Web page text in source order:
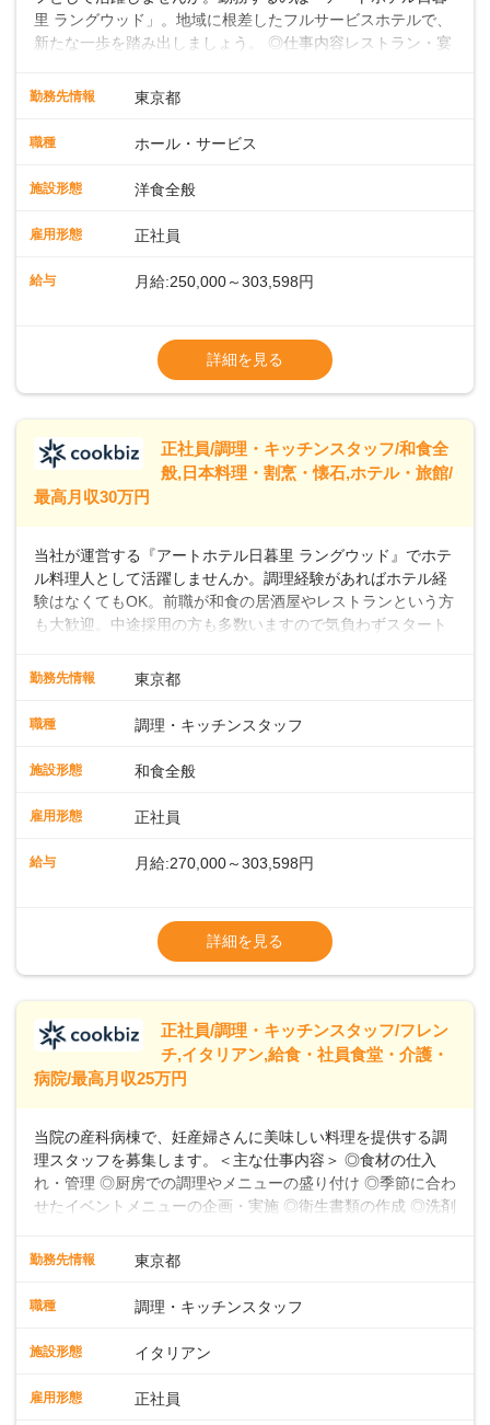
里 ラングウッド」。地域に根差したフルサービスホテルで、
新たな一歩を踏み出しましょう。 ◎仕事内容レストラン・宴
や、メニュー説明、オーダーや料理のご提供ほか、予約対応
体を把握し、あなたの真心こもるおもてなしでゲストを笑顔
経験のある方はもちろん、ホテル経験がない方も歓迎。飲食
中です。◇◇クラシカルモダンなホテル◇◇新宿・東京駅ま
どのご利用が多数。18タイプのバンケットルームほか、朝食
烹みなと」などがあります。 ◆POINT◇◇ワークライフバラ
ンスがとりやすい♪育休産休、介護休暇などの制度も整ってお
スデー休暇や永年勤続休暇などの制度もあります。
勤務先情報 東京都
職種 ホール・サービス
施設形態 洋食全般
雇用形態 正社員
給与 月給:250,000～303,598円
◎賞与／年2回（年2か月分支給）
※現在の給与・経験・スキルを考慮します
詳細を見る
正社員/調理・キッチンスタッフ/和食全
般,日本料理・割烹・懐石,ホテル・旅館/
最高月収30万円
当社が運営する『アートホテル日暮里 ラングウッド』でホテ
ル料理人として活躍しませんか。調理経験があればホテル経
験はなくてもOK。前職が和食の居酒屋やレストランという方
も大歓迎。中途採用の方も多数いますので気負わずスタート
も深さもグッと広がりますよ。 ◎仕事内容ホテル内のレスト
調理、盛り付け、刺身の切り出しのほか、料理長の下で和食
ます。スキルや経験に応じて発注業務やアルバイトスタッフ
新宿・東京駅まで20分圏内と便利な好ロケーション。ビジネ
ームほか、朝食からディナーまでお楽しみいただけるオール
◎ワークライフバランスがとりやすい♪年間休日118～121
日。長期休暇の取得も推奨しているほか、バースデー休暇や
万円、最長10年間として、当社が直接返済を行います。
勤務先情報 東京都
職種 調理・キッチンスタッフ
施設形態 和食全般
雇用形態 正社員
給与 月給:270,000～303,598円
◎賞与／年2回（年2か月分支給）
※経験・能力および年齢・前職給与を考慮し
て優遇いたします
※試用期間3ヶ月（同条件）
※給与には固定残業代（月22時間分、
39,600円～43,598円分）を含みます。超過
詳細を見る
正社員/調理・キッチンスタッフ/フレン
チ,イタリアン,給食・社員食堂・介護・
病院/最高月収25万円
当院の産科病棟で、妊産婦さんに美味しい料理を提供する調
理スタッフを募集します。＜主な仕事内容＞ ◎食材の仕入
れ・管理 ◎厨房での調理やメニューの盛り付け ◎季節に合わ
せたイベントメニューの企画・実施 ◎衛生書類の作成 ◎洗剤
フの指導 など★フレンチ・和・洋・中・イタリアンなど、
れ・管理から、厨房での調理やメニューの盛り付け、さらに
す。フレンチのコース料理から和・洋・中・イタリアンま
品発注、食数管理も担当していただきます。各時間帯スタッ
勤務先情報 東京都
職種 調理・キッチンスタッフ
施設形態 イタリアン
雇用形態 正社員